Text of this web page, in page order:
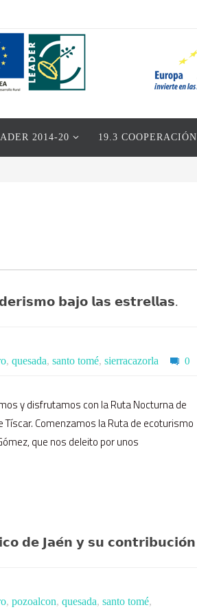
2014-20 19.3 COOPERACIÓN
𝗯𝗮𝗷𝗼 𝗹𝗮𝘀 𝗲𝘀𝘁𝗿𝗲𝗹𝗹𝗮𝘀.
, quesada, santo tomé, sierracazorla 0
y disfrutamos con la Ruta Nocturna de
Comenzamos la Ruta de ecoturismo
que nos deleito por unos
𝗱𝗲 𝗝𝗮𝗲́𝗻 𝘆 𝘀𝘂 𝗰𝗼𝗻𝘁𝗿𝗶𝗯𝘂𝗰𝗶𝗼́𝗻
, pozoalcon, quesada, santo tomé,